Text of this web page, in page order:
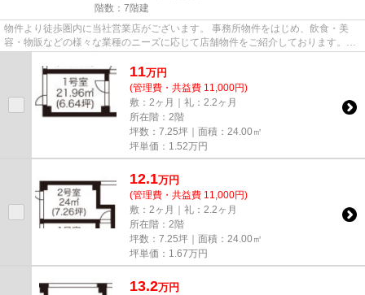
階数：7階建
物件より徒歩圏内に当社営業店がございます。 事務所物件をはじめ、飲食・美
容・物販などの様々な業種のニーズに応じて店舗物件をご紹介しております。
尚、弊社ではおとり広告は一切...
11万円
(管理費・共益費 11,000円)
敷：2ヶ月｜礼：2.2ヶ月
所在階：2階
坪数：7.25坪｜面積：24.00㎡
坪単価： 1.52万円
12.1万円
(管理費・共益費 11,000円)
敷：2ヶ月｜礼：2.2ヶ月
所在階：2階
坪数：7.25坪｜面積：24.00㎡
坪単価： 1.67万円
13.2万円